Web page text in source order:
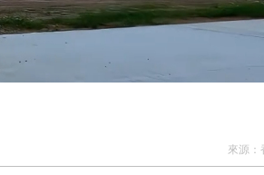
來源：